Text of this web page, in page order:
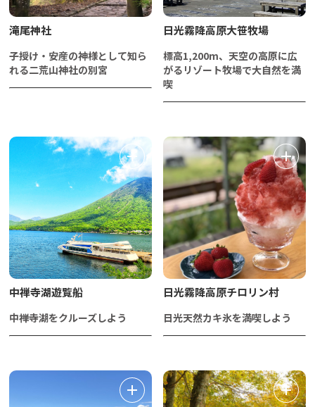
滝尾神社
子授け・安産の神様として知ら
れる二荒山神社の別宮
日光霧降高原大笹牧場
標高1,200m、天空の高原に広
がるリゾート牧場で大自然を満
喫
中禅寺湖遊覧船
中禅寺湖をクルーズしよう
日光霧降高原チロリン村
日光天然カキ氷を満喫しよう